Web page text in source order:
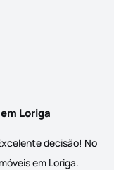
Loriga
decisão! No
em Loriga.